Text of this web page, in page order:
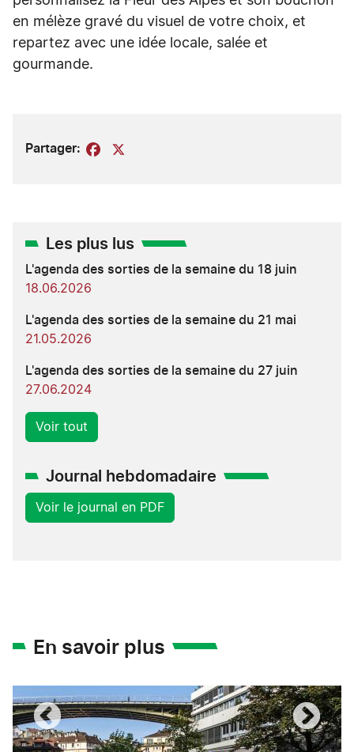
en mélèze gravé du visuel de votre choix, et
repartez avec une idée locale, salée et
gourmande.
Partager: Facebook
Les plus lus
L'agenda des sorties de la semaine du 18 juin
18.06.2026
L'agenda des sorties de la semaine du 21 mai
21.05.2026
L'agenda des sorties de la semaine du 27 juin
27.06.2024
Voir tout
Journal hebdomadaire
Voir le journal en PDF
En savoir plus